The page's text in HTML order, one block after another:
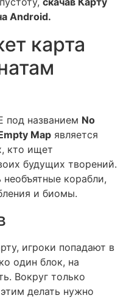
Android.
карта
под названием No
Map является
кто ищет
будущих творений.
корабли,
и биомы.
игроки попадают в
один блок, на
Вокруг только
делать нужно